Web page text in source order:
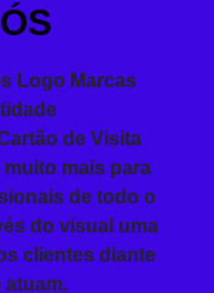
Logo Marcas
de Visita
mais para
de todo o
do visual uma
clientes diante
atuam.